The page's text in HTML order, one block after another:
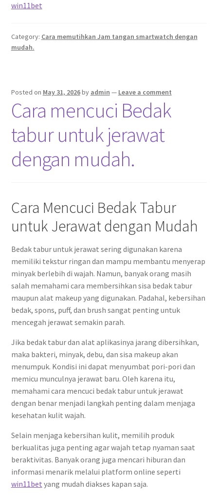
win11bet
Category: Cara memutihkan Jam tangan smartwatch dengan
mudah.
Posted on May 31, 2026by admin — Leave a comment
Cara mencuci Bedak
tabur untuk jerawat
dengan mudah.
Cara Mencuci Bedak Tabur
untuk Jerawat dengan Mudah
Bedak tabur untuk jerawat sering digunakan karena
memiliki tekstur ringan dan mampu membantu menyerap
minyak berlebih di wajah. Namun, banyak orang masih
salah memahami cara membersihkan sisa bedak tabur
maupun alat makeup yang digunakan. Padahal, kebersihan
bedak, spons, puff, dan brush sangat penting untuk
mencegah jerawat semakin parah.
Jika bedak tabur dan alat aplikasinya jarang dibersihkan,
maka bakteri, minyak, debu, dan sisa makeup akan
menumpuk. Kondisi ini dapat menyumbat pori-pori dan
memicu munculnya jerawat baru. Oleh karena itu,
memahami cara mencuci bedak tabur untuk jerawat
dengan benar menjadi langkah penting dalam menjaga
kesehatan kulit wajah.
Selain menjaga kebersihan kulit, memilih produk
berkualitas juga penting agar wajah tetap nyaman saat
beraktivitas. Banyak orang juga mencari hiburan dan
informasi menarik melalui platform online seperti
win11bet yang mudah diakses kapan saja.